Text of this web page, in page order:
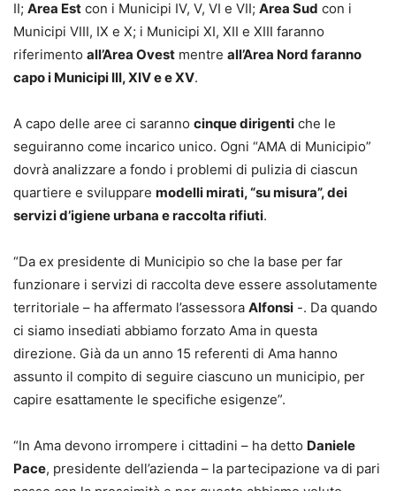
II; Area Est con i Municipi IV, V, VI e VII; Area Sud con i
Municipi VIII, IX e X; i Municipi XI, XII e XIII faranno
riferimento all’Area Ovest mentre all’Area Nord faranno
capo i Municipi III, XIV e e XV.
A capo delle aree ci saranno cinque dirigenti che le
seguiranno come incarico unico. Ogni “AMA di Municipio”
dovrà analizzare a fondo i problemi di pulizia di ciascun
quartiere e sviluppare modelli mirati, “su misura”, dei
servizi d’igiene urbana e raccolta rifiuti.
“Da ex presidente di Municipio so che la base per far
funzionare i servizi di raccolta deve essere assolutamente
territoriale – ha affermato l’assessora Alfonsi -. Da quando
ci siamo insediati abbiamo forzato Ama in questa
direzione. Già da un anno 15 referenti di Ama hanno
assunto il compito di seguire ciascuno un municipio, per
capire esattamente le specifiche esigenze”.
“In Ama devono irrompere i cittadini – ha detto Daniele
Pace, presidente dell’azienda – la partecipazione va di pari